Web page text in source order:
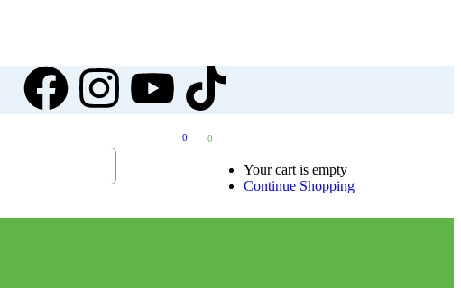
0 0
Your cart is empty
Continue Shopping